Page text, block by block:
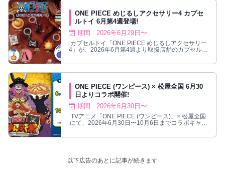
ONE PIECE めじるしアクセサリー4 カプセ
ルトイ 6月第4週登場!
期間 : 2026年6月29日〜
カプセルトイ「ONE PIECE めじるしアクセサリー
4」が、2026年6月第4週より取扱店舗のカプセル自
ONE PIECE (ワンピース) × 松屋全国 6月30
日よりコラボ開催!
期間 : 2026年6月30日〜
TVアニメ「ONE PIECE (ワンピース)」× 松屋全国
にて、2026年6月30日〜10月6日までコラボキャン
以下広告のあとに記事が続きます